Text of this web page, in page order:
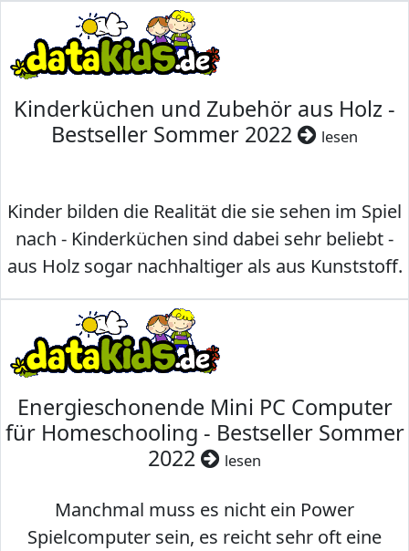
Kinderküchen und Zubehör aus Holz -
Bestseller Sommer 2022
lesen
Kinder bilden die Realität die sie sehen im Spiel
nach - Kinderküchen sind dabei sehr beliebt -
aus Holz sogar nachhaltiger als aus Kunststoff.
Energieschonende Mini PC Computer
für Homeschooling - Bestseller Sommer
2022
lesen
Manchmal muss es nicht ein Power
Spielcomputer sein, es reicht sehr oft eine